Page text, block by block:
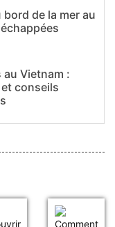
de la mer au
Vietnam :
conseils